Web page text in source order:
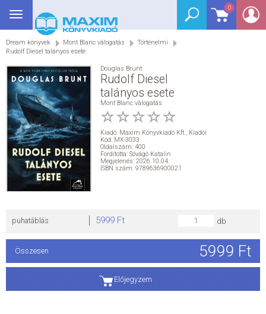
0
Toggle
navigation
Dream könyvek Mont Blanc válogatás
Történelmi
Rudolf Diesel talányos esete
Douglas Brunt
Rudolf Diesel
talányos esete
Mont Blanc válogatás
Kiadó: Maxim Könyvkiadó Kft., Kiadói
Kód: MX-3033
Oldalszám: 400
Fordította: Sóvágó Katalin
Megjelenés: 2026.10.04.
ISBN szám: 9789636900021
Előjegyzem
puhatáblás 5999 Ft db
Összesen 5999 Ft
BEJELENTKEZÉS
SEGÉDKÖNYV
NYELVKÖNYV
GRIMM SZÓTÁR
DREAM KÖNYVEK
E-KÖNYVEK
SEGÍTHETEK?
HÍREK
ÁLTALÁNOS SZERZŐDÉSI FELTÉTELEK